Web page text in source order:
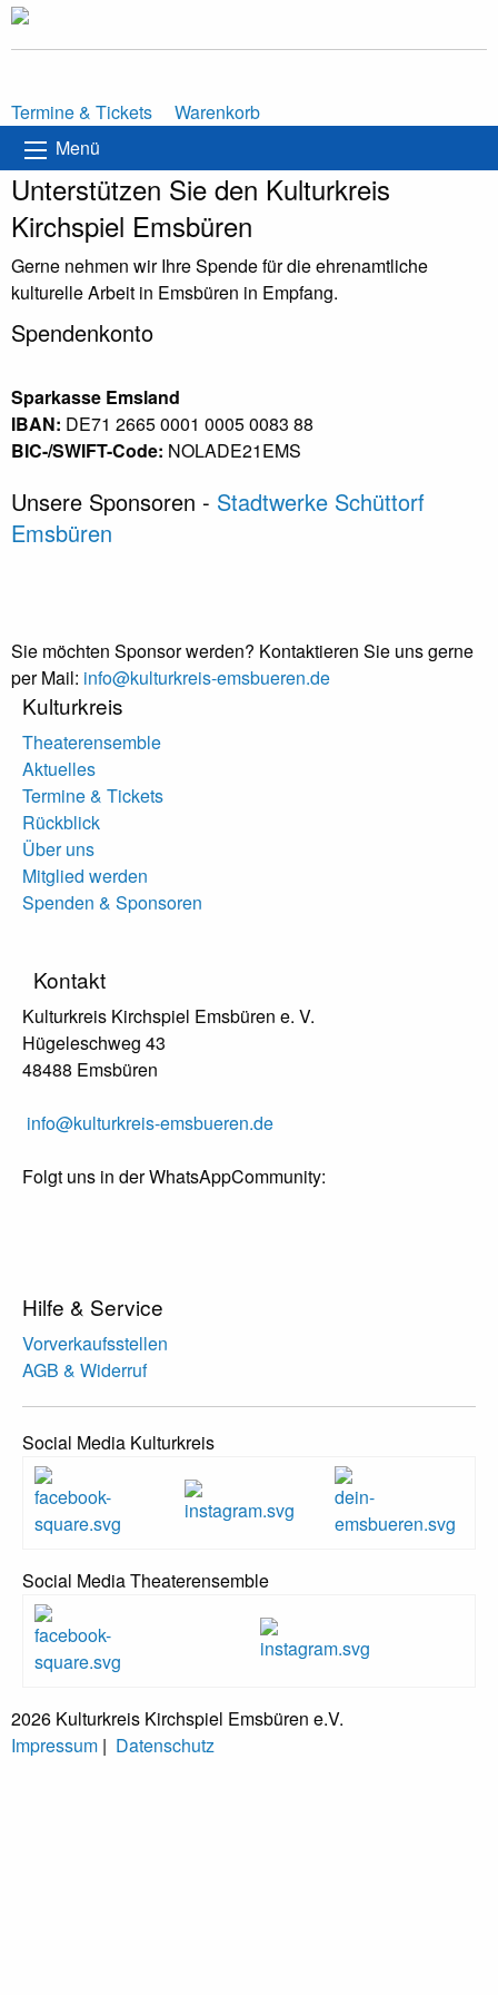
Termine & Tickets
Warenkorb
Menü
Unterstützen Sie den Kulturkreis
Kirchspiel Emsbüren
Gerne nehmen wir Ihre Spende für die ehrenamtliche
kulturelle Arbeit in Emsbüren in Empfang.
Spendenkonto
Sparkasse Emsland
IBAN: DE71 2665 0001 0005 0083 88
BIC-/SWIFT-Code: NOLADE21EMS
Unsere Sponsoren - Stadtwerke Schüttorf
Emsbüren
Sie möchten Sponsor werden? Kontaktieren Sie uns gerne
per Mail: info@kulturkreis-emsbueren.de
Kulturkreis
Theaterensemble
Aktuelles
Termine & Tickets
Rückblick
Über uns
Mitglied werden
Spenden & Sponsoren
Kontakt
Kulturkreis Kirchspiel Emsbüren e. V.
Hügeleschweg 43
48488 Emsbüren
info@kulturkreis-emsbueren.de
Folgt uns in der WhatsAppCommunity:
Hilfe & Service
Vorverkaufsstellen
AGB & Widerruf
Social Media Kulturkreis
Social Media Theaterensemble
2026 Kulturkreis Kirchspiel Emsbüren e.V.
Impressum | Datenschutz